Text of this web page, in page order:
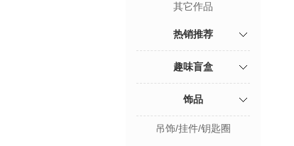
其它作品
热销推荐
趣味盲盒
饰品
吊饰/挂件/钥匙圈